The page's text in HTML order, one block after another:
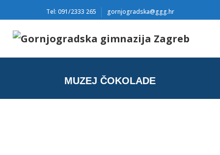
Tel: 091/2333 265 gornjogradska@ggg.hr
MUZEJ ČOKOLADE